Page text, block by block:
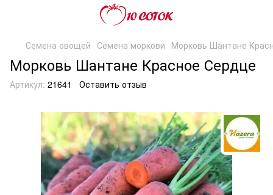
Семена овощей Семена моркови Морковь Шантане
Морковь Шантане Красное Сердце
Артикул: 21641 Оставить отзыв